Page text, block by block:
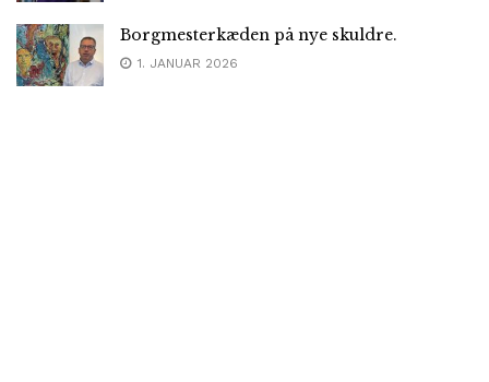
Borgmesterkæden på nye skuldre.
1. JANUAR 2026